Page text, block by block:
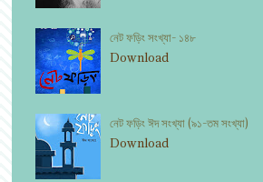
নেট ফড়িং সংখ্যা- ১৪৮
Download
নেট ফড়িং ঈদ সংখ্যা (৯১-তম সংখ্যা)
Download